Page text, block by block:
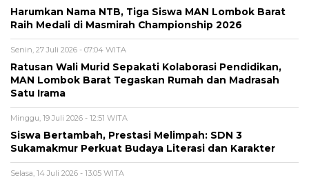
Harumkan Nama NTB, Tiga Siswa MAN Lombok Barat
Raih Medali di Masmirah Championship 2026
Senin, 27 Juli 2026 - 07:04 WITA
Ratusan Wali Murid Sepakati Kolaborasi Pendidikan,
MAN Lombok Barat Tegaskan Rumah dan Madrasah
Satu Irama
Minggu, 19 Juli 2026 - 12:51 WITA
Siswa Bertambah, Prestasi Melimpah: SDN 3
Sukamakmur Perkuat Budaya Literasi dan Karakter
Selasa, 14 Juli 2026 - 13:05 WITA